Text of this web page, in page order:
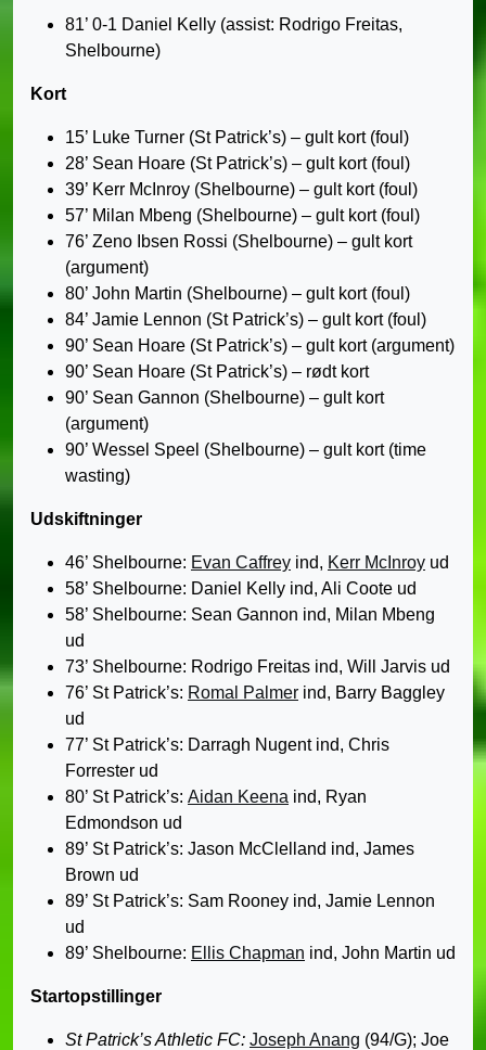
81’ 0-1 Daniel Kelly (assist: Rodrigo Freitas,
Shelbourne)
Kort
15’ Luke Turner (St Patrick’s) – gult kort (foul)
28’ Sean Hoare (St Patrick’s) – gult kort (foul)
39’ Kerr McInroy (Shelbourne) – gult kort (foul)
57’ Milan Mbeng (Shelbourne) – gult kort (foul)
76’ Zeno Ibsen Rossi (Shelbourne) – gult kort
(argument)
80’ John Martin (Shelbourne) – gult kort (foul)
84’ Jamie Lennon (St Patrick’s) – gult kort (foul)
90’ Sean Hoare (St Patrick’s) – gult kort (argument)
90’ Sean Hoare (St Patrick’s) – rødt kort
90’ Sean Gannon (Shelbourne) – gult kort
(argument)
90’ Wessel Speel (Shelbourne) – gult kort (time
wasting)
Udskiftninger
46’ Shelbourne: Evan Caffrey ind, Kerr McInroy ud
58’ Shelbourne: Daniel Kelly ind, Ali Coote ud
58’ Shelbourne: Sean Gannon ind, Milan Mbeng
ud
73’ Shelbourne: Rodrigo Freitas ind, Will Jarvis ud
76’ St Patrick’s: Romal Palmer ind, Barry Baggley
ud
77’ St Patrick’s: Darragh Nugent ind, Chris
Forrester ud
80’ St Patrick’s: Aidan Keena ind, Ryan
Edmondson ud
89’ St Patrick’s: Jason McClelland ind, James
Brown ud
89’ St Patrick’s: Sam Rooney ind, Jamie Lennon
ud
89’ Shelbourne: Ellis Chapman ind, John Martin ud
Startopstillinger
St Patrick’s Athletic FC: Joseph Anang (94/G); Joe